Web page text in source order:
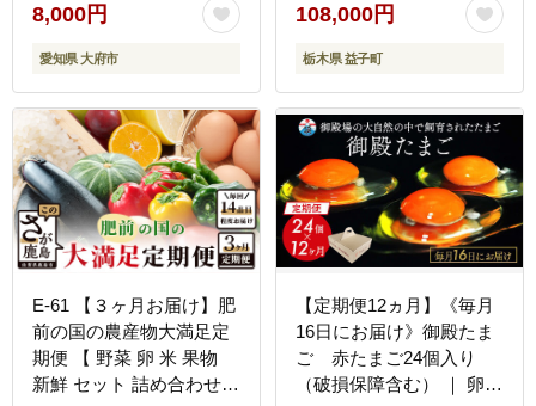
8,000円
愛知県 大府市
108,000円
栃木県 益子町
E-61 【３ヶ月お届け】肥
前の国の農産物大満足定
期便 【 野菜 卵 米 果物
新鮮 セット 詰め合わせ
【定期便12ヵ月】《毎月
16日にお届け》御殿たま
ご 赤たまご24個入り
（破損保障含む） ｜ 卵